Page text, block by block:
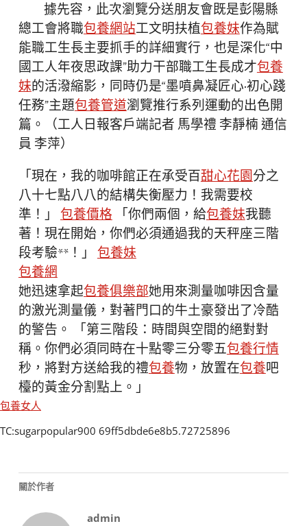
據先容，此次瀏覽分送朋友會既是彭陽縣
總工會將職包養網站工文明扶植包養妹作為賦
能職工生長主要抓手的詳細實行，也是深化“中
國工人年夜思政課”助力干部職工生長成才包養
妹的活潑縮影，同時仍是“墨噴鼻凝匠心·初心踐
任務”主題包養管道瀏覽推行系列運動的出色開
篇。（工人日報客戶端記者 馬學禮 李靜楠 通信
員 李萍）
「現在，我的咖啡館正在承受百甜心花園分之
八十七點八八的結構失衡壓力！我需要校
準！」 包養價格 「你們兩個，給包養妹我聽
著！現在開始，你們必須通過我的天秤座三階
段考驗**！」 包養妹
包養網
她迅速拿起包養俱樂部她用來測量咖啡因含量
的激光測量儀，對著門口的牛土豪發出了冷酷
的警告。 「第三階段：時間與空間的絕對對
稱。你們必須同時在十點零三分零五包養行情
秒，將對方送給我的禮包養物，放置在包養吧
檯的黃金分割點上。」
包養女人
TC:sugarpopular900 69ff5dbde6e8b5.72725896
關於作者
admin